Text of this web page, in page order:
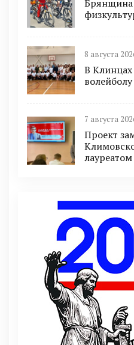
Брянщина
8 августа
В
волейболу
7 августа
Проект